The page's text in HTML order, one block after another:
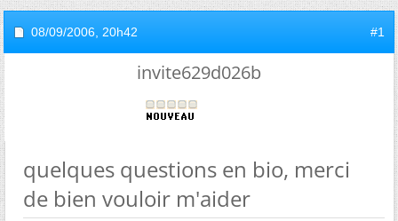
08/09/2006, 20h42 #1
invite629d026b
quelques questions en bio, merci
de bien vouloir m'aider